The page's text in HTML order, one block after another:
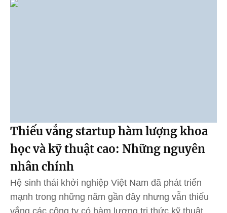
Thiếu vắng startup hàm lượng khoa
học và kỹ thuật cao: Những nguyên
nhân chính
Hệ sinh thái khởi nghiệp Việt Nam đã phát triển
mạnh trong những năm gần đây nhưng vẫn thiếu
vắng các công ty có hàm lượng tri thức kỹ thuật